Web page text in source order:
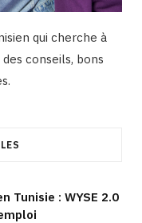
qui cherche à
conseils, bons
Tunisie : WYSE 2.0